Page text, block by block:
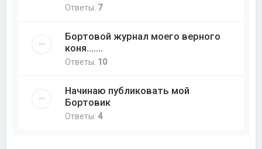
Ответы: 7
Бортовой журнал моего верного
коня.......
Ответы: 10
Начинаю публиковать мой
Бортовик
Ответы:4